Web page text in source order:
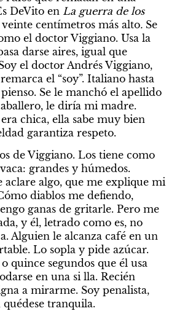
DeVito en La guerra de los
centímetros más alto. Se
el doctor Viggiano. Usa la
darse aires, igual que
el doctor Andrés Viggiano,
el “soy”. Italiano hasta
Se le manchó el apellido
le diría mi madre.
chica, ella sabe muy bien
garantiza respeto.
de Viggiano. Los tiene como
grandes y húmedos.
aclare algo, que me explique mi
diablos me defiendo,
ganas de gritarle. Pero me
y él, letrado como es, no
Alguien le alcanza café en un
Lo sopla y pide azúcar.
quince segundos que él usa
en una si lla. Recién
a mirarme. Soy penalista,
quédese tranquila.